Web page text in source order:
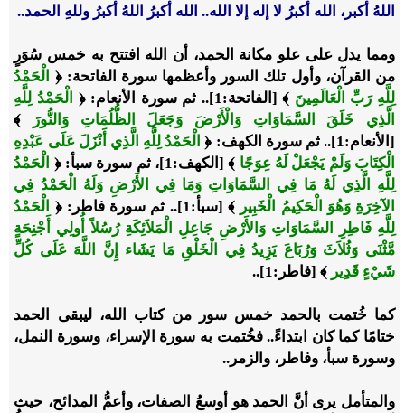
اللهُ أكبر، الله أكبرُ لا إله إلا الله.. الله أكبرُ اللهُ أكبرُ وللهِ الحمد..
ومما يدل على علو مكانة الحمد، أن الله افتتح به خمس سُوَرٍ
من القرآن، وأول تلك السور وأعظمها سورة الفاتحة: ﴿ الْحَمْدُ
لِلَّهِ رَبِّ الْعَالَمِينَ ﴾ [الفاتحة:1].. ثم سورة الأنعام: ﴿
الْحَمْدُ لِلَّهِ
الَّذِي خَلَقَ السَّمَاوَاتِ وَالْأَرْضَ وَجَعَلَ الظُّلُمَاتِ وَالنُّورَ
﴾
[الأنعام:1].. ثم سورة الكهف: ﴿
الْحَمْدُ لِلَّهِ الَّذِي أَنْزَلَ عَلَى عَبْدِهِ
الْكِتَابَ وَلَمْ يَجْعَلْ لَهُ عِوَجًا ﴾ [الكهف:1]، ثم سورة سبأ: ﴿
الْحَمْدُ
لِلَّهِ الَّذِي لَهُ مَا فِي السَّمَاوَاتِ وَمَا فِي الأَرْضِ وَلَهُ الْحَمْدُ فِي
الآخِرَةِ وَهُوَ الْحَكِيمُ الْخَبِير ﴾ [سبأ:1].. ثم سورة فاطر: ﴿
الْحَمْدُ
لِلَّهِ فَاطِرِ السَّمَاوَاتِ وَالأَرْضِ جَاعِلِ الْمَلاَئِكَةِ رُسُلاً أُولِي أَجْنِحَةٍ
مَّثْنَى وَثُلاَثَ وَرُبَاعَ يَزِيدُ فِي الْخَلْقِ مَا يَشَاء إِنَّ اللَّهَ عَلَى كُلِّ
شَيْءٍ قَدِير ﴾ [فاطر:1]..
كما خُتمت بالحمد خمس سور من كتاب الله، ليبقى الحمد
ختامًا كما كان ابتداءً.. فخُتمت به سورة الإسراء، وسورة النمل،
وسورة سبأ، وفاطر، والزمر..
والمتأمل يرى أنَّ الحمد هو أوسعُ الصفات، وأعمُّ المدائح، حيث